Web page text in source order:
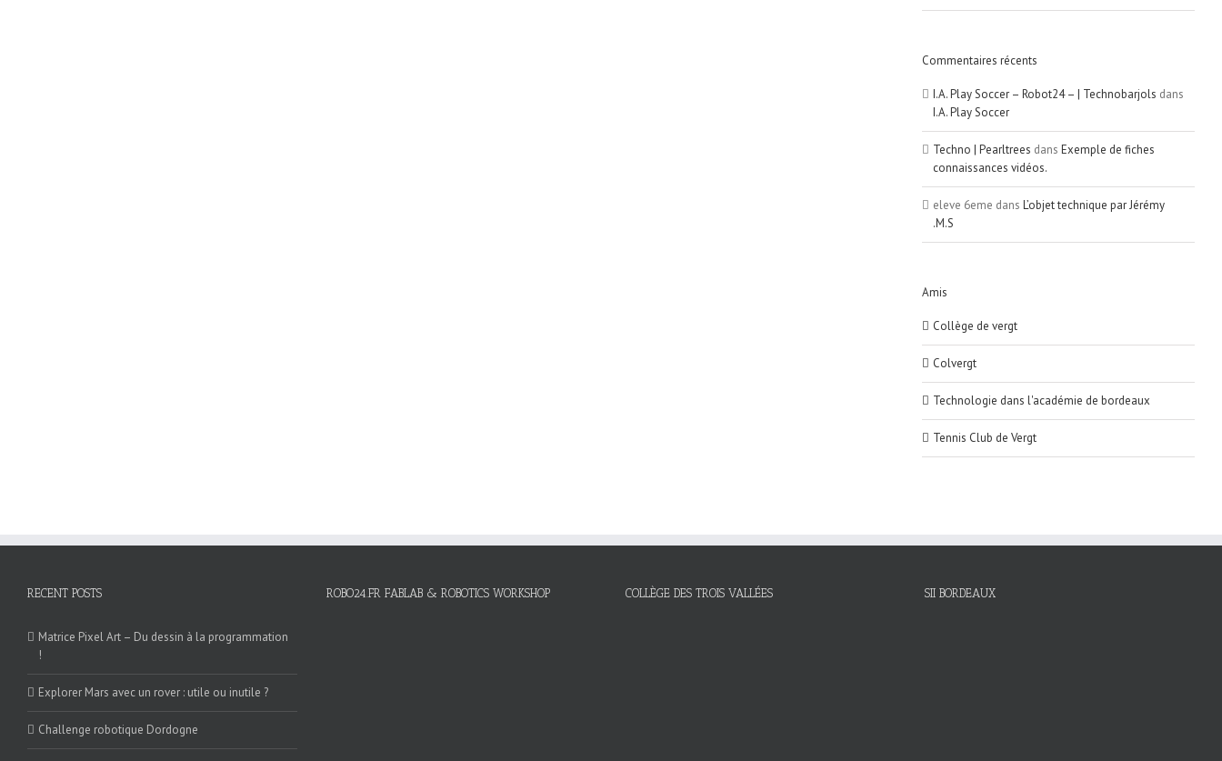
Commentaires récents
I.A. Play Soccer – Robot24 – | Technobarjols dans
I.A. Play Soccer
Techno | Pearltrees dans Exemple de fiches
connaissances vidéos.
eleve 6eme dans L’objet technique par Jérémy
.M.S
Amis
Collège de vergt
Colvergt
Technologie dans l'académie de bordeaux
Tennis Club de Vergt
RECENT POSTS
Matrice Pixel Art – Du dessin à la programmation
!
Explorer Mars avec un rover : utile ou inutile ?
Challenge robotique Dordogne
ROBO24.FR FABLAB & ROBOTICS WORKSHOP COLLÈGE DES TROIS VALLÉES SII BORDEAUX